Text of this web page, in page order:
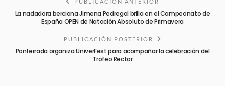
PUBLICACIÓN ANTERIOR
La nadadora berciana Jimena Pedregal brilla en el Campeonato de
España OPEN de Natación Absoluto de Primavera
PUBLICACIÓN POSTERIOR
Ponferrada organiza UniverFest para acompañar la celebración del
Trofeo Rector